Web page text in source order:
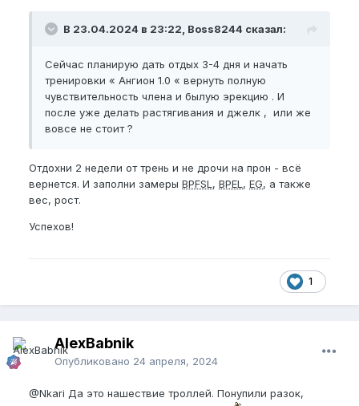
В 23.04.2024 в 23:22, Boss8244 сказал:
Сейчас планирую дать отдых 3-4 дня и начать
тренировки « Ангион 1.0 « вернуть полную
чувствительность члена и былую эрекцию . И
после уже делать растягивания и джелк , или же
вовсе не стоит ?
Отдохни 2 недели от трень и не дрочи на прон - всё
вернется. И заполни замеры BPFSL , BPEL , EG, а также
вес, рост.
Успехов!
1
AlexBabnik
Опубликовано 24 апреля, 2024
@Nkari Да это нашествие троллей. Понупили разок,